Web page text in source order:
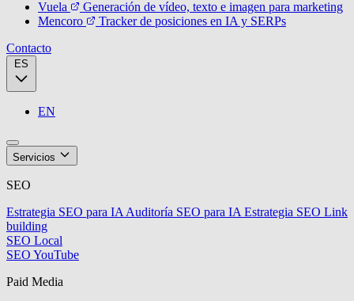
Vuela
Generación de vídeo, texto e imagen para marketing
Mencoro
Tracker de posiciones en IA y SERPs
Contacto
EN
Servicios
SEO
Estrategia SEO para IA Auditoría SEO para IA Estrategia SEO Link
building
SEO Local
SEO YouTube
Paid Media